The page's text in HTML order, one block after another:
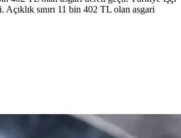
sınırı 11 bin 402 TL olan asgari